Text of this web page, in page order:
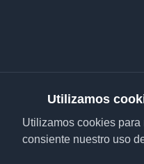
Utilizamos
Utilizamos cookies
consiente nuestro uso